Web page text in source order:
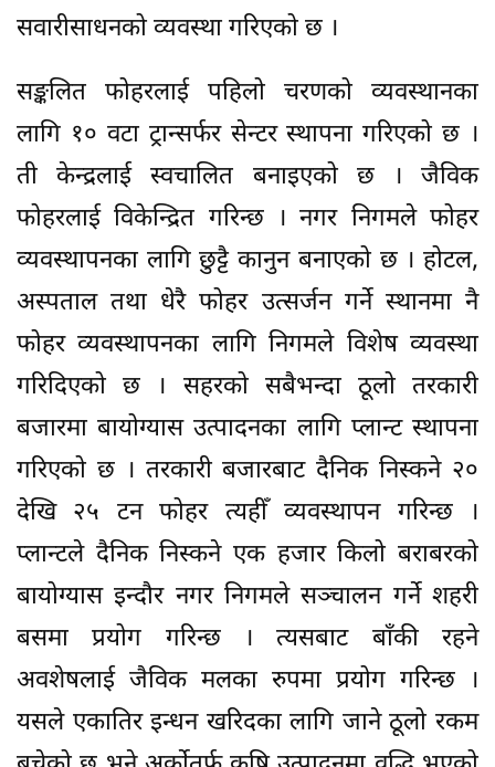
सवारीसाधनको व्यवस्था गरिएको छ ।
सङ्कलित फोहरलाई पहिलो चरणको व्यवस्थानका
लागि १० वटा ट्रान्सर्फर सेन्टर स्थापना गरिएको छ ।
ती केन्द्रलाई स्वचालित बनाइएको छ । जैविक
फोहरलाई विकेन्द्रित गरिन्छ । नगर निगमले फोहर
व्यवस्थापनका लागि छुट्टै कानुन बनाएको छ । होटल,
अस्पताल तथा धेरै फोहर उत्सर्जन गर्ने स्थानमा नै
फोहर व्यवस्थापनका लागि निगमले विशेष व्यवस्था
गरिदिएको छ । सहरको सबैभन्दा ठूलो तरकारी
बजारमा बायोग्यास उत्पादनका लागि प्लान्ट स्थापना
गरिएको छ । तरकारी बजारबाट दैनिक निस्कने २०
देखि २५ टन फोहर त्यहीँ व्यवस्थापन गरिन्छ ।
प्लान्टले दैनिक निस्कने एक हजार किलो बराबरको
बायोग्यास इन्दौर नगर निगमले सञ्चालन गर्ने शहरी
बसमा प्रयोग गरिन्छ । त्यसबाट बाँकी रहने
अवशेषलाई जैविक मलका रुपमा प्रयोग गरिन्छ ।
यसले एकातिर इन्धन खरिदका लागि जाने ठूलो रकम